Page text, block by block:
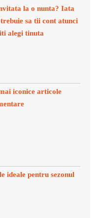
la o nunta? Iata
trebuie sa tii cont atunci
alegi tinuta
iconice articole
ideale pentru sezonul